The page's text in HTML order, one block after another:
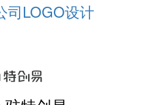
司LOGO设计